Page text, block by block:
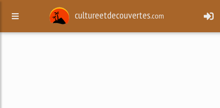
cultureetdecouvertes.com